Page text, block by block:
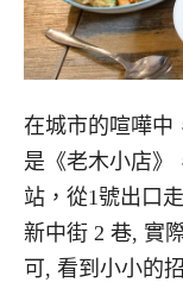
在城市的喧嘩中
是《老木小店》
站，從1號出口
新中街 2 巷, 實
可, 看到小小的